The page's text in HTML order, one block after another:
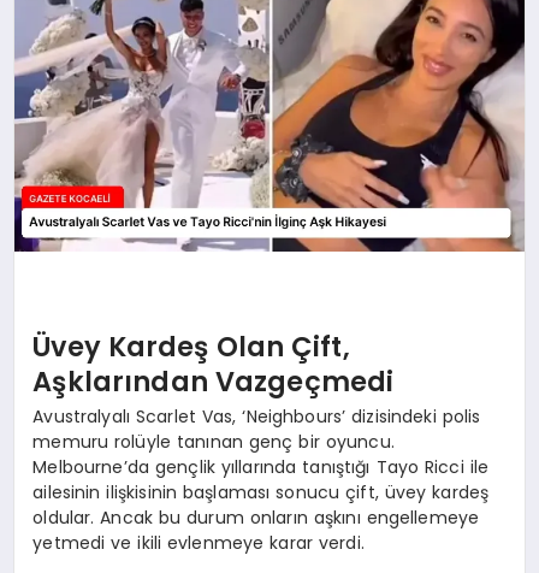
DÜNYA
SAĞLIK
EĞITIM
Üvey Kardeş Olan Çift,
Aşklarından Vazgeçmedi
Avustralyalı Scarlet Vas, ‘Neighbours’ dizisindeki polis
memuru rolüyle tanınan genç bir oyuncu.
Melbourne’da gençlik yıllarında tanıştığı Tayo Ricci ile
ailesinin ilişkisinin başlaması sonucu çift, üvey kardeş
oldular. Ancak bu durum onların aşkını engellemeye
yetmedi ve ikili evlenmeye karar verdi.